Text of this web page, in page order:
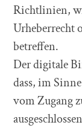
Richtlinien,
Urheberrecht
betreffen.
Der digitale
dass, im
vom Zugang